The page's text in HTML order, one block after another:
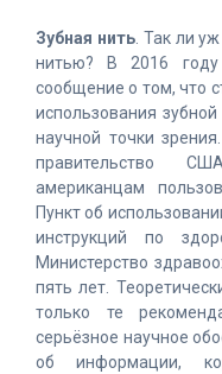
Зубная нить. Так ли
нитью? В 2016 году
сообщение о том, что
использования
научной точки
правительство
американцам
Пункт об
инструкций по
Министерство
пять лет.
только те
серьёзное научное
об информации,